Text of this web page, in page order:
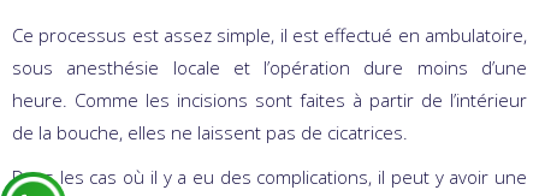
Ce processus est assez simple, il est effectué en ambulatoire,
sous anesthésie locale et l’opération dure moins d’une
heure. Comme les incisions sont faites à partir de l’intérieur
de la bouche, elles ne laissent pas de cicatrices.
Dans les cas où il y a eu des complications, il peut y avoir une